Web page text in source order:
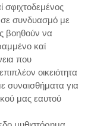
συνδυασμό με
βοηθούν να
καί
που
οικειότητα
συναισθήματα για
μας εαυτού